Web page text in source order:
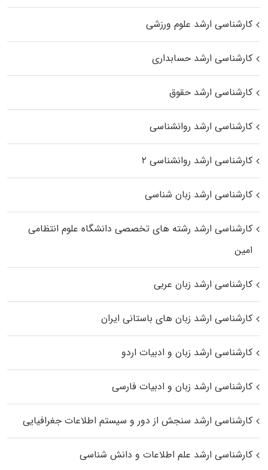
کارشناسی ارشد علوم ورزشی
کارشناسی ارشد حسابداری
کارشناسی ارشد حقوق
کارشناسی ارشد روانشناسی
کارشناسی ارشد روانشناسی ۲
کارشناسی ارشد زبان شناسی
کارشناسی ارشد رﺷﺘﻪ ﻫﺎی تخصصی داﻧﺸﮕﺎه ﻋﻠﻮم انتظامی
اﻣﻴﻦ
کارشناسی ارشد زبان عربی
کارشناسی ارشد زبان‌ های باستانی ایران
کارشناسی ارشد زبان و ادبیات اردو
کارشناسی ارشد زبان و ادبیات فارسی
کارشناسی ارشد سنجش از دور و سیستم اطلاعات جغرافیایی
کارشناسی ارشد علم اطلاعات و دانش شناسی